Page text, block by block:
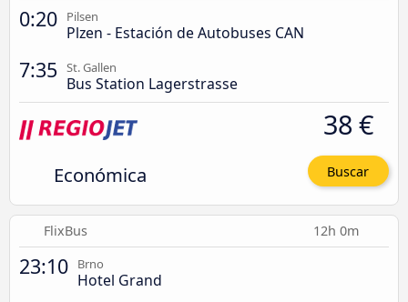
0:20 Pilsen
Plzen - Estación de Autobuses CAN
7:35 St. Gallen
Bus Station Lagerstrasse
Económica
38 €
Buscar
FlixBus 12h 0m
23:10 Brno
Hotel Grand